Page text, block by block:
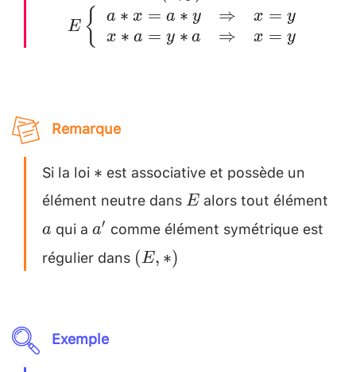
\in E \left\{
\begin{array}
\Rightarrow
& x=y
\end{array}
E { a ∗ x = a ∗ y
x ∗ a = y ∗ a
⇒
⇒
x = y
x = y
Remarque
Si la loi *
∗ est associative et possède un
élément neutre dansE
E alors tout élément
a
a qui aa'
a′ comme élément symétrique est
régulier dans (E,
(E, ∗)
Exemple